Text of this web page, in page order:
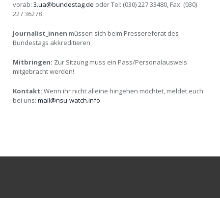
vorab: 3.ua@bundestag.de oder Tel: (030) 227 33480, Fax: (030)
227 36278
Journalist_innen müssen sich beim Pressereferat des
Bundestags akkreditieren
Mitbringen: Zur Sitzung muss ein Pass/Personalausweis
mitgebracht werden!
Kontakt: Wenn ihr nicht alleine hingehen möchtet, meldet euch
bei uns: mail@nsu-watch.info